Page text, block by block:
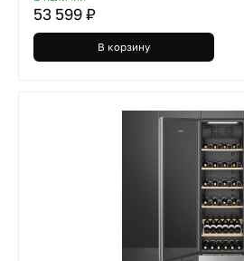
53 599 ₽
В корзину